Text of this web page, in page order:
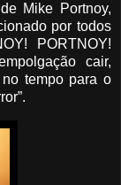
Mike Portnoy,
por todos
PORTNOY!
cair,
tempo para o